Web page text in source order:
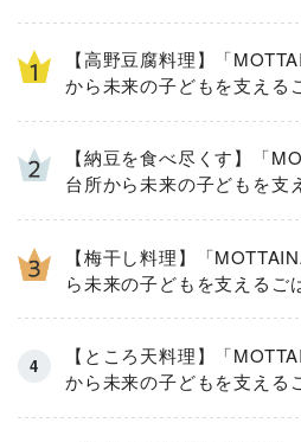
【高野豆腐料理】「
から未来の子どもを支える
【納豆を食べ尽くす】「
台所から未来の子どもを支
【梅干し料理】「MOTTAINAI」
ら未来の子どもを支えるご
【ところ天料理】「
から未来の子どもを支える